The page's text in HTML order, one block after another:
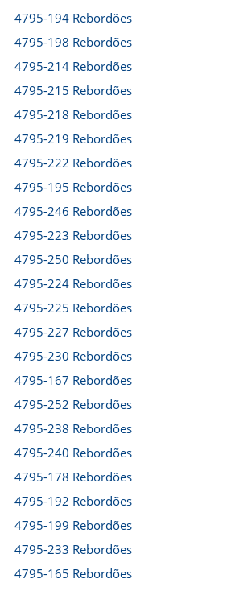
4795-194 Rebordões
4795-198 Rebordões
4795-214 Rebordões
4795-215 Rebordões
4795-218 Rebordões
4795-219 Rebordões
4795-222 Rebordões
4795-195 Rebordões
4795-246 Rebordões
4795-223 Rebordões
4795-250 Rebordões
4795-224 Rebordões
4795-225 Rebordões
4795-227 Rebordões
4795-230 Rebordões
4795-167 Rebordões
4795-252 Rebordões
4795-238 Rebordões
4795-240 Rebordões
4795-178 Rebordões
4795-192 Rebordões
4795-199 Rebordões
4795-233 Rebordões
4795-165 Rebordões